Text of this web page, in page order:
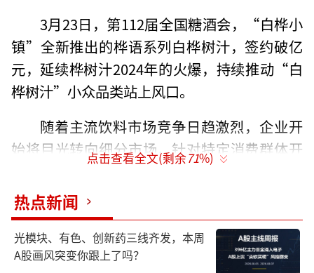
3月23日，第112届全国糖酒会，“白桦小
镇”全新推出的桦语系列白桦树汁，签约破亿
元，延续桦树汁2024年的火爆，持续推动“白
桦树汁”小众品类站上风口。
随着主流饮料市场竞争日趋激烈，企业开
始将目光转向细分市场，针对特定消费群体开
发特色产品。“白桦小镇”精准锁定了注重健
康、追求品质的消费群体，通过差异化定位开
辟了新的市场空间。这种细分策略不仅帮助企
业规避了与传统饮料巨头的正面竞争，还另辟
赛道重砌“壁垒”，创造行业新的增长点。
点击查看全文(剩余71%)
热点新闻
光模块、有色、创新药三线齐发，本周
A股画风突变你跟上了吗？